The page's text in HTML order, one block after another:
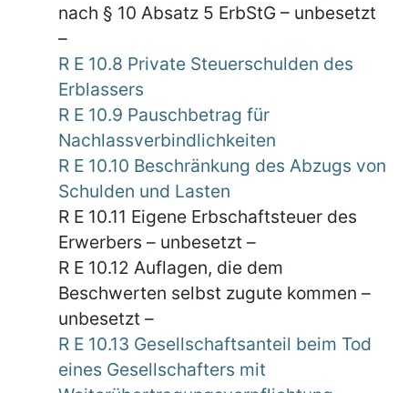
nach § 10 Absatz 5 ErbStG – unbesetzt
–
R E 10.8 Private Steuerschulden des
Erblassers
R E 10.9 Pauschbetrag für
Nachlassverbindlichkeiten
R E 10.10 Beschränkung des Abzugs von
Schulden und Lasten
R E 10.11 Eigene Erbschaftsteuer des
Erwerbers – unbesetzt –
R E 10.12 Auflagen, die dem
Beschwerten selbst zugute kommen –
unbesetzt –
R E 10.13 Gesellschaftsanteil beim Tod
eines Gesellschafters mit